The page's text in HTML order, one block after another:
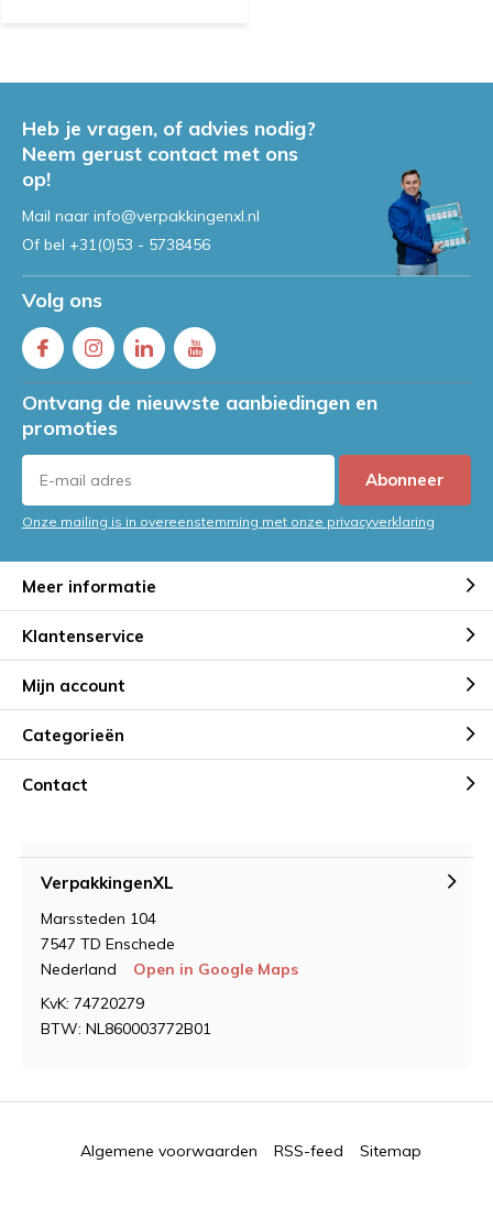
Heb je vragen, of advies nodig?
Neem gerust contact met ons
op!
Mail naar info@verpakkingenxl.nl
Of bel +31(0)53 - 5738456
Volg ons
Ontvang de nieuwste aanbiedingen en
promoties
Abonneer
Onze mailing is in overeenstemming met onze privacyverklaring
Meer informatie
Klantenservice
Mijn account
Categorieën
Contact
VerpakkingenXL
Marssteden 104
7547 TD Enschede
Nederland
Open in Google Maps
KvK: 74720279
BTW: NL860003772B01
Algemene voorwaarden RSS-feed Sitemap